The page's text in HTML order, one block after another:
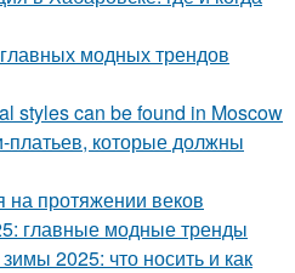
модных трендов
styles can be found in Moscow
которые должны
на протяжении веков
главные модные тренды
2025: что носить и как